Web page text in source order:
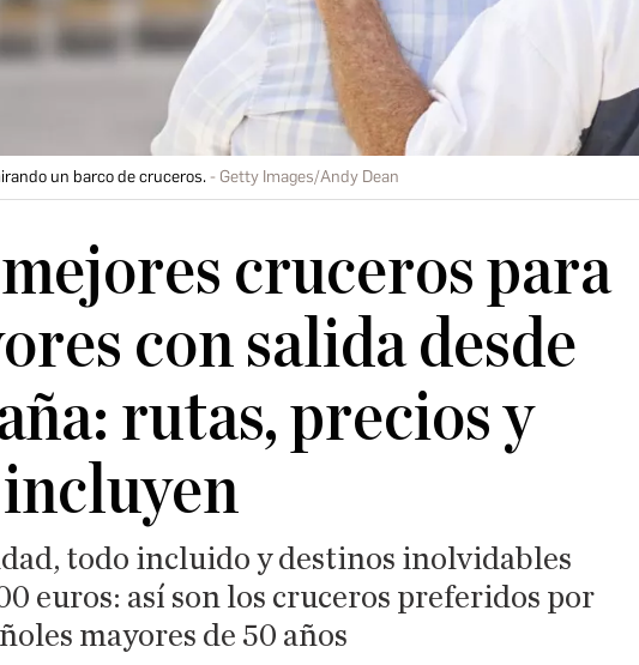
un barco de cruceros. Getty Images/Andy Dean
cruceros para
con salida desde
rutas, precios y
todo incluido y destinos inolvidables
euros: así son los cruceros preferidos por
mayores de 50 años